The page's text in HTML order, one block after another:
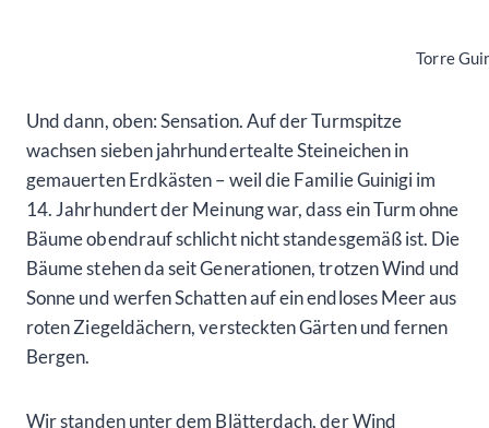
Torre
Und dann, oben: Sensation. Auf der Turmspitze
wachsen sieben jahrhundertealte Steineichen in
gemauerten Erdkästen – weil die Familie Guinigi im
14. Jahrhundert der Meinung war, dass ein Turm ohne
Bäume obendrauf schlicht nicht standesgemäß ist. Die
Bäume stehen da seit Generationen, trotzen Wind und
Sonne und werfen Schatten auf ein endloses Meer aus
roten Ziegeldächern, versteckten Gärten und fernen
Bergen.
Wir standen unter dem Blätterdach, der Wind